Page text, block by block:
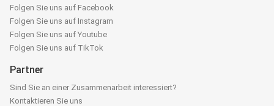
Folgen Sie uns auf Facebook
Folgen Sie uns auf Instagram
Folgen Sie uns auf Youtube
Folgen Sie uns auf TikTok
Partner
Sind Sie an einer Zusammenarbeit interessiert?
Kontaktieren Sie uns